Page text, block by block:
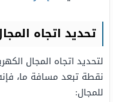
تحديد اتجاه
لتحديد اتجاه المجال
نقطة تبعد مسافة ما،
للمجال: